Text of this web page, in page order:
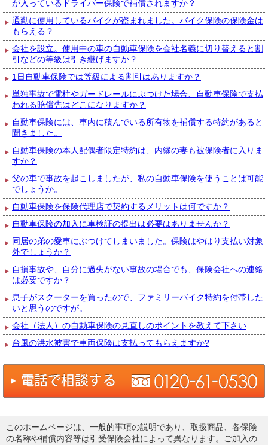
が入っているドライバー保険で補償されますか？
通勤に使用しているバイクが盗まれました。バイク保険の保険金は
もらえる？
会社を設立。使用中の車の自動車保険を会社名義に切り替えると割
引などの等級は引き継げますか？
1日自動車保険では等級による割引はありますか？
単独事故で電柱やガードレールにぶつけた場合、自動車保険で支払
われる賠償先はどこになりますか？
自動車保険には、車内に積んでいる所有物を補償する特約があると
聞きました。
自動車保険の本人配偶者限定特約は、内縁の妻も被保険者に入りま
すか？
父の車で事故を起こしましたが、私の自動車保険を使うことは可能
でしょうか。
自動車保険を保険代理店で契約するメリットは何ですか？
自動車保険の加入に車検証の提出は必要はありませんか？
同居の弟の愛車にぶつけてしまいました。保険はやはり支払い対象
外でしょうか？
自損事故や、自分に過失がない事故の場合でも、保険会社への連絡
は必要ですか？
息子がスクーターを買ったので、ファミリーバイク特約を付帯した
いと思うのですが。
会社（法人）の自動車保険の見直しのポイントを教えて下さい
台風の洪水被害で車両保険は支払ってもらえますか?
このホームページは、一般的事項の説明であり、取扱商品、各保険
の名称や補償内容等は引受保険会社によって異なります。ご加入の